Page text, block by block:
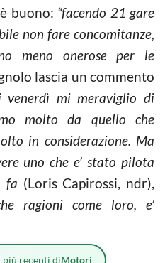
buono: “facendo 21 gare
non fare concomitanze,
meno onerose per le
lascia un commento
venerdì mi meraviglio di
molto da quello che
in considerazione. Ma
uno che e’ stato pilota
fa (Loris Capirossi, ndr),
ragioni come loro, e’
recenti diMotori